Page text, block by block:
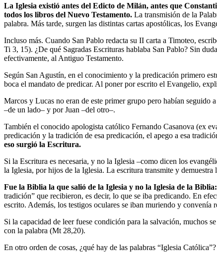
La Iglesia existió antes del Edicto de Milán, antes que
todos los libros del Nuevo Testamento. La transmisión de la
palabra. Más tarde, surgen las distintas cartas apostólicas, los
Incluso más. Cuando San Pablo redacta su II carta a Timoteo,
Ti 3, 15). ¿De qué Sagradas Escrituras hablaba San Pablo? Sin
efectivamente, al Antiguo Testamento.
Según San Agustín, en el conocimiento y la predicación primero
boca el mandato de predicar. Al poner por escrito el Evangelio,
Marcos y Lucas no eran de este primer grupo pero habían seguido
–de un lado– y por Juan –del otro–.
También el conocido apologista católico Fernando Casanova (ex
predicación y la tradición de esa predicación, el apego a esa
eso surgió la Escritura.
Si la Escritura es necesaria, y no la Iglesia –como dicen los
la Iglesia, por hijos de la Iglesia. La escritura transmite y
Fue la Biblia la que salió de la Iglesia y no la Iglesia de la Biblia:
tradición” que recibieron, es decir, lo que se iba predicando. En
escrito. Además, los testigos oculares se iban muriendo y convenía
Si la capacidad de leer fuese condición para la salvación, muchos
con la palabra (Mt 28,20).
En otro orden de cosas, ¿qué hay de las palabras “Iglesia